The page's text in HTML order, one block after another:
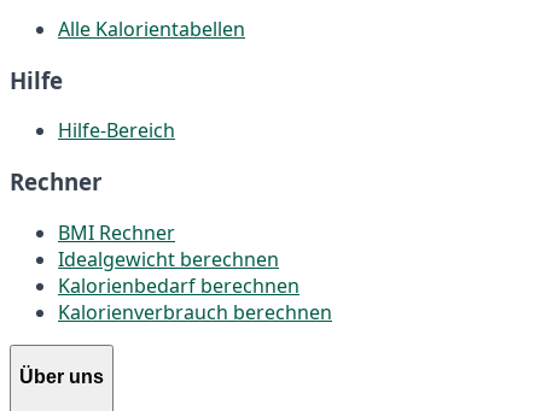
Alle Kalorientabellen
Hilfe
Hilfe-Bereich
Rechner
BMI Rechner
Idealgewicht berechnen
Kalorienbedarf berechnen
Kalorienverbrauch berechnen
Über uns